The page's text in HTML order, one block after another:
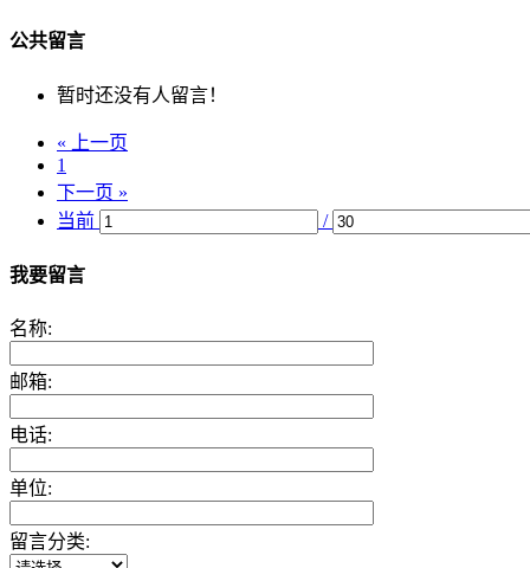
公共留言
暂时还没有人留言！
« 上一页
1
下一页 »
当前
/
我要留言
名称:
邮箱:
电话:
单位:
留言分类: